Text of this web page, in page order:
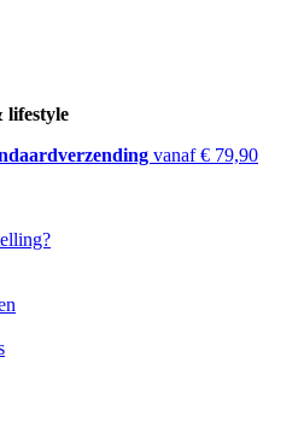
lifestyle
vanaf € 79,90